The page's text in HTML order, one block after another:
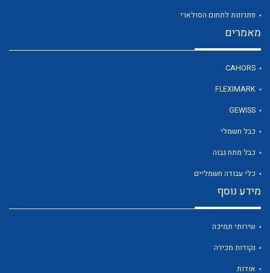
לכל מוצרי היצרן
פתרונות לתחום הסולארי
מאמרים
CAHORS
FLEXIMARK
GEWISS
כבל חשמלי
כבל מתח גבוה
כלי עבודה חשמליים
מידע נוסף
שירותי תמיכה
נקודות מכירה
אודות